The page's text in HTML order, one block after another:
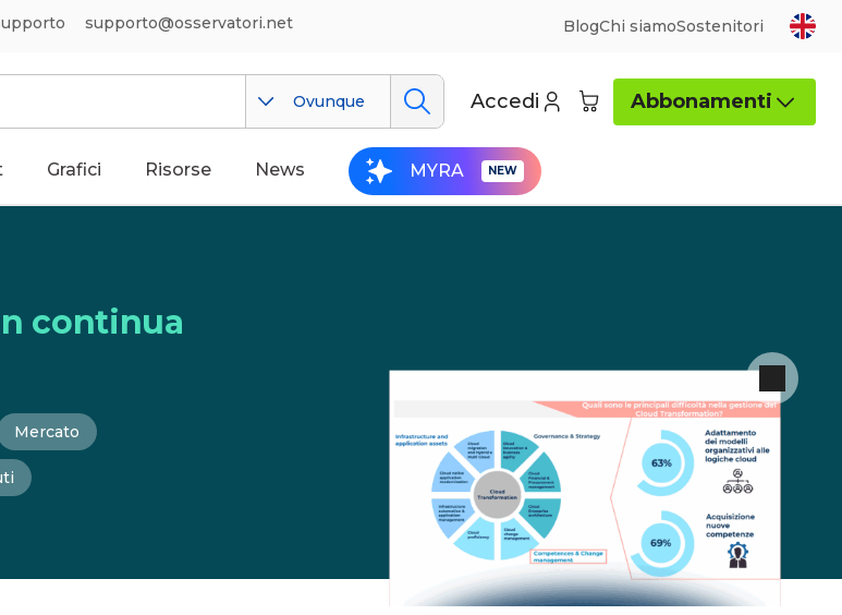
supporto@osservatori.net BlogChi siamoSostenitori
Ovunque Accedi Abbonamenti
Grafici Risorse News MYRA
continua
Mercato